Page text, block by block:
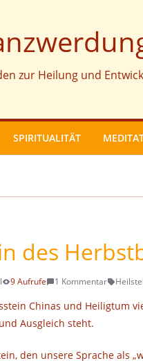
zur Heilung und
SPIRITUALITÄT
des
9 Aufrufe 1 Kommentar
Chinas und Heiligtum
Ausgleich steht.
den unsere Sprache als